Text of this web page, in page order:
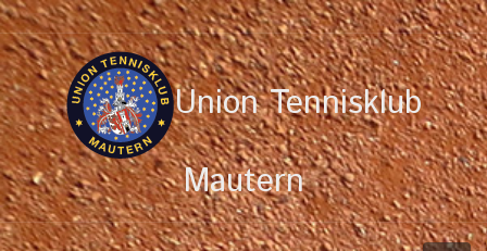
Union Tennisklub
Mautern